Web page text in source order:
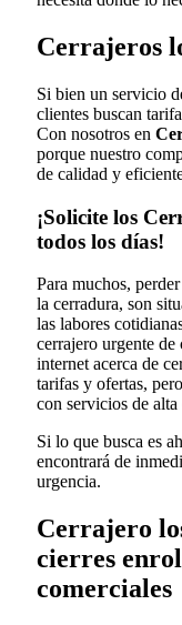
Cerrajeros
Si bien un servicio
clientes buscan
Con nosotros en
porque nuestro
de calidad y
¡Solicite los
todos los días!
Para muchos,
la cerradura, son
las labores
cerrajero urgente de
internet acerca de
tarifas y ofertas,
con servicios de
Si lo que busca es
encontrará de
urgencia.
Cerrajero
cierres
comerciales